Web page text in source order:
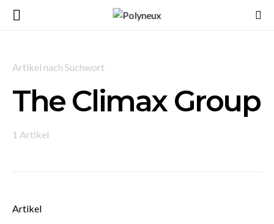
Artikel nach Suchwort
The Climax Group
1 Artikel
Artikel